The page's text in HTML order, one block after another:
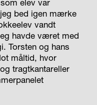
elev var
bed igen mærke
vandt
havde været med
Torsten og hans
måltid, hvor
tragtkantareller